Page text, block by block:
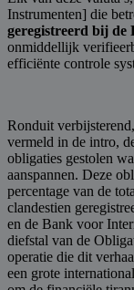
Instrumenten] die
geregistreerd bij de
onmiddellijk
efficiënte controle
Ronduit
vermeld in de intro,
obligaties gestolen
aanspannen. Deze
percentage van de
clandestien
en de Bank voor
diefstal van de
operatie die dit
een grote